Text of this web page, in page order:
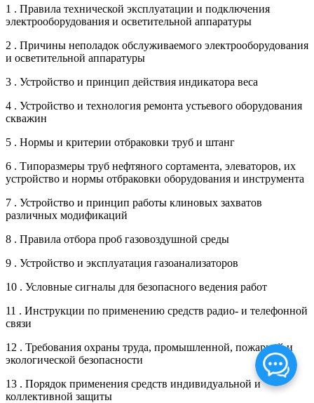
1 . Правила технической эксплуатации и подключения
электрооборудования и осветительной аппаратуры
2 . Причины неполадок обслуживаемого электрооборудования
и осветительной аппаратуры
3 . Устройство и принцип действия индикатора веса
4 . Устройство и технология ремонта устьевого оборудования
скважин
5 . Нормы и критерии отбраковки труб и штанг
6 . Типоразмеры труб нефтяного сортамента, элеваторов, их
устройство и нормы отбраковки оборудования и инструмента
7 . Устройство и принцип работы клиновых захватов
различных модификаций
8 . Правила отбора проб газовоздушной среды
9 . Устройство и эксплуатация газоанализаторов
10 . Условные сигналы для безопасного ведения работ
11 . Инструкции по применению средств радио- и телефонной
связи
12 . Требования охраны труда, промышленной, пожарной и
экологической безопасности
13 . Порядок применения средств индивидуальной и
коллективной защиты